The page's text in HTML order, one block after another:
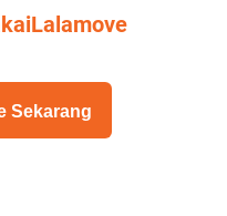
Sekarang